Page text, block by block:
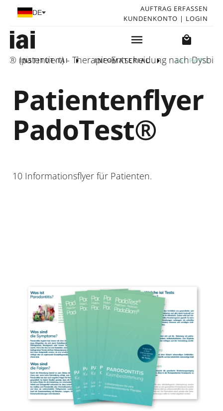
Sprache auswählen
DE
AUFTRAG ERFASSEN
KUNDENKONTO | LOGIN
(patentiert) - Therapie-Entscheidung nach
INSTITUT-IAI INFOMATERIAL IAI
Patientenflyer
PadoTest®
10 Informationsflyer für Patienten.